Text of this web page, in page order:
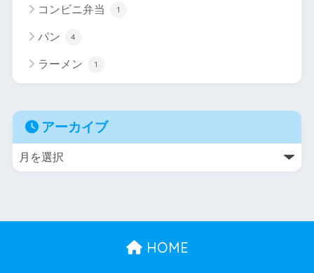
コンビニ弁当 1
パン 4
ラーメン 1
アーカイブ
HOME